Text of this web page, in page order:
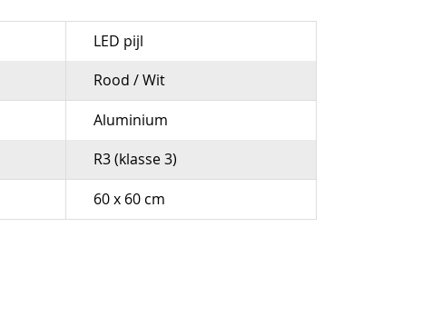
LED pijl
Rood / Wit
Aluminium
R3 (klasse 3)
60 x 60 cm